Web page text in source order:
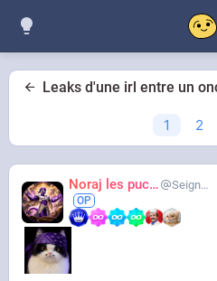
Leaks d'une irl entre un
1 2
Noraj les pucix SeigneurCooler